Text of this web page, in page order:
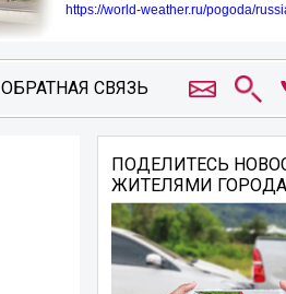
https://world-weather.ru/pogoda/
ОБРАТНАЯ СВЯЗЬ
ПОДЕЛИТЕСЬ
ЖИТЕЛЯМИ ГОРОДА